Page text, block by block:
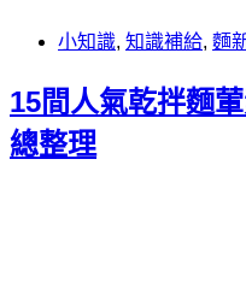
小知識, 知識補給, 麵
15間人氣乾拌麵
總整理